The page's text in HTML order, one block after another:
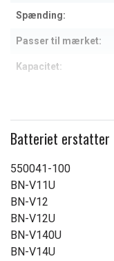
Spænding:
Passer til mærket:
Kapacitet:
Batteriet erstatter
550041-100
BN-V11U
BN-V12
BN-V12U
BN-V140U
BN-V14U